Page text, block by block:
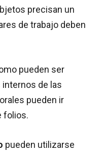
precisan un
de trabajo deben
pueden ser
de las
pueden ir
folios.
pueden utilizarse